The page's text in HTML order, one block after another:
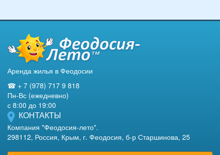
Аренда жилья в Феодосии
☎ + 7 (978) 717 9 818
Пн-Вс (ежедневно)
с 8:00 до 19:00
КОНТАКТЫ
Компания "Феодосия-лето".
298112, Россия, Крым, г. Феодосия, б-р Старшинова, 25